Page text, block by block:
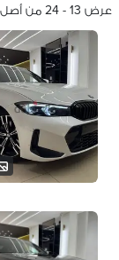
عرض 13 - 24 من أصل 29 الإعلانات